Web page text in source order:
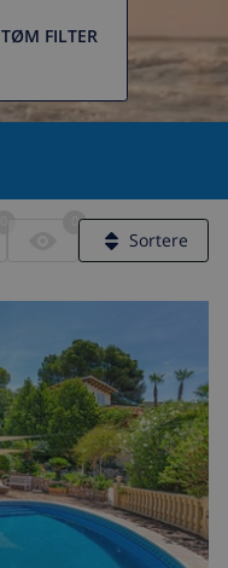
TØM FILTER
Sortere